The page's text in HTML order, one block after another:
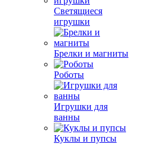
Светящиеся
игрушки
Брелки и магниты
Роботы
Игрушки для
ванны
Куклы и пупсы